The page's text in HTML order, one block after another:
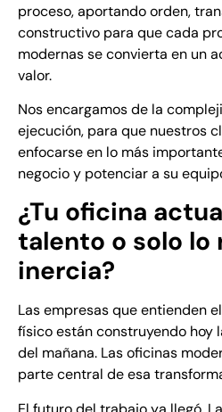
proceso, aportando orden,
constructivo para que cada
modernas se convierta en un
valor.
Nos encargamos de la
ejecución, para que nuestros
enfocarse en lo más
negocio y potenciar a su
¿Tu oficina
talento o solo lo
inercia?
Las empresas que entienden
físico están construyendo hoy
del mañana. Las oficinas
parte central de esa